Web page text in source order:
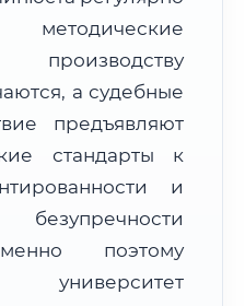
5–7 рабочих дней
методические
а судебные
предъявляют
стандарты к
и
безупречности
поэтому
университет